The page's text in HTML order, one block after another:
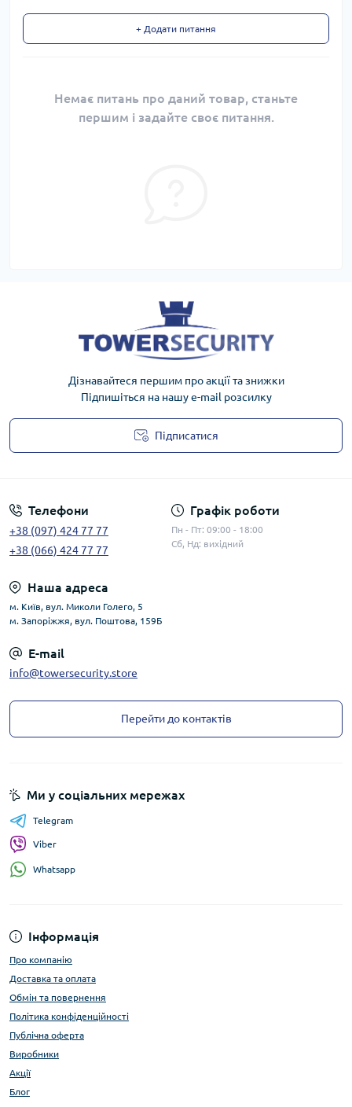
+ Додати питання
Немає питань про даний товар, станьте
першим і задайте своє питання.
Дізнавайтеся першим про акції та знижки
Підпишіться на нашу e-mail розсилку
Підписатися
Телефони
+38 (097) 424 77 77
+38 (066) 424 77 77
Графік роботи
Пн - Пт: 09:00 - 18:00
Сб, Нд: вихідний
Наша адреса
м. Київ, вул. Миколи Голего, 5
м. Запоріжжя, вул. Поштова, 159Б
E-mail
info@towersecurity.store
Перейти до контактів
Інформація
Про компанію
Доставка та оплата
Обмін та повернення
Політика конфіденційності
Публічна оферта
Виробники
Акції
Блог
Ми у соціальних мережах
Telegram
Viber
Whatsapp